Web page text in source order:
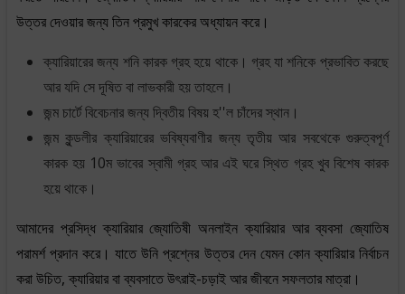
উত্তর দেওয়ার জন্য তিন প্রমুখ কারকের অধ্যায়ন করে।
ক্যারিয়ারের জন্য শনি কারক গ্রহ হয়ে থাকে। গ্রহ যা শনিকে প্রভাবিত করছে
আর যদি সে দূষিত বা লাভকারী হয় তাহলে।
জন্ম চার্টে বিবেচনার জন্য দ্বিতীয় বিষয় হ''ল চাঁদের স্থান।
জন্ম কুন্ডলীর ক্যারিয়ারের ভবিষ্যবাণীর জন্য তৃতীয় আর সবথেকে গুরুত্বপূর্ণ
কারক হয় 10ম ভাবের স্বামী গ্রহ আর এই ঘরে স্থিত গ্রহ খুব বিশেষ কারক
হয়ে থাকে।
আমাদের প্রসিদ্ধ ক্যারিয়ার জ্যোতিষী অনলাইন ক্যারিয়ার আর ব্যবসা জ্যোতিষ
পরামর্শ প্রদান করে। যাতে উনি প্রশ্নের উত্তর দেন যেমন কোন ক্যারিয়ার নির্বাচন
করা উচিত, ক্যারিয়ার বা ব্যবসাতে উৎরাই-চড়াই আর জীবনে সফলতার মাত্রা।